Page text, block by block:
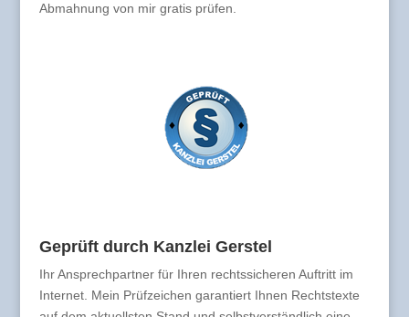
Abmahnung von mir gratis prüfen.
Geprüft durch Kanzlei Gerstel
Ihr Ansprechpartner für Ihren rechtssicheren Auftritt im
Internet. Mein Prüfzeichen garantiert Ihnen Rechtstexte